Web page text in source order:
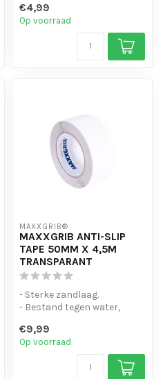
- Is eenvo...
€4,99
Op voorraad
MAXXGRIB®
MAXXGRIB ANTI-SLIP
TAPE 50MM X 4,5M
TRANSPARANT
- Sterke zandlaag.
- Bestand tegen water,
- Is eenvo...
€9,99
Op voorraad